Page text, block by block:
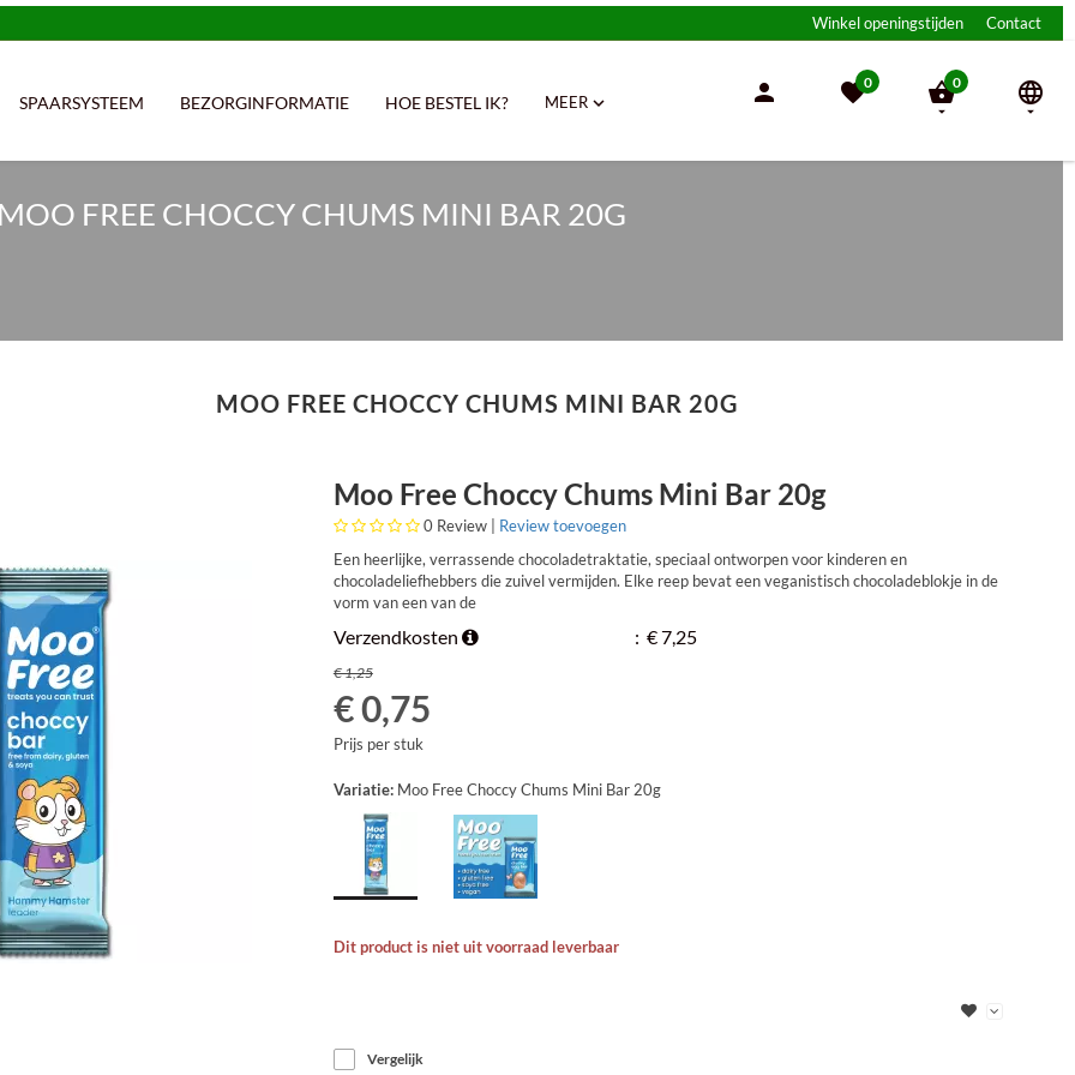
Winkel openingstijden Contact
SPAARSYSTEEM BEZORGINFORMATIE HOE BESTEL IK? MEER   0 

0 

KOELTAS - VRIESTAS - KOELELEMENTEN
MOO FREE CHOCCY CHUMS MINI BAR 20G
MOO FREE CHOCCY CHUMS MINI BAR 20G
Moo Free Choccy Chums Mini Bar 20g
0Review | Review toevoegen
Een heerlijke, verrassende chocoladetraktatie, speciaal ontworpen voor kinderen en
chocoladeliefhebbers die zuivel vermijden. Elke reep bevat een veganistisch chocoladeblokje in de
vorm van een van de
Verzendkosten : € 7,25
€ 1,25
€ 0,75
Prijs per stuk
Variatie: Moo Free Choccy Chums Mini Bar 20g
Dit product is niet uit voorraad leverbaar
Vergelijk